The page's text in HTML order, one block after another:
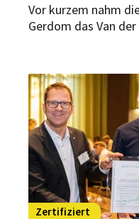
Vor kurzem nahm
Gerdom das Van
Prädikat „Sehr gut“.
Zertifiziert